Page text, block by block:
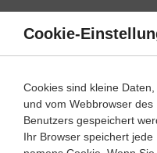
Direkt
Inhalt
Klassenarbeiten und
Cookie-
Cookies sind kleine
und vom Webbrowser
Benutzers gespeichert
Ihr Browser speichert